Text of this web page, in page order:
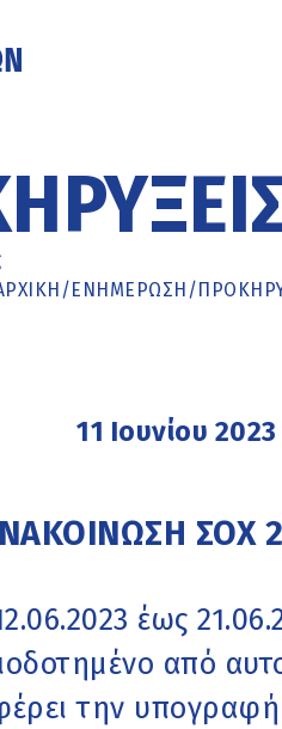
/ΕΝΗΜΈΡΩΣΗ /
11 Ιουνίου 2023
ΣΟΧ
έως
από
την